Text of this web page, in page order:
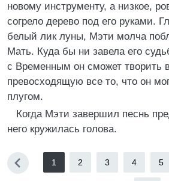
новому инструменту, а низкое,
согрело дерево под его руками.
белый лик луны, Мэти молча
Мать. Куда бы ни завела его
с Временным он сможет творить
превосходящую все то, что он
плугом.
Когда Мэти завершил песнь
него кружилась голова.
1 2 3 4 5